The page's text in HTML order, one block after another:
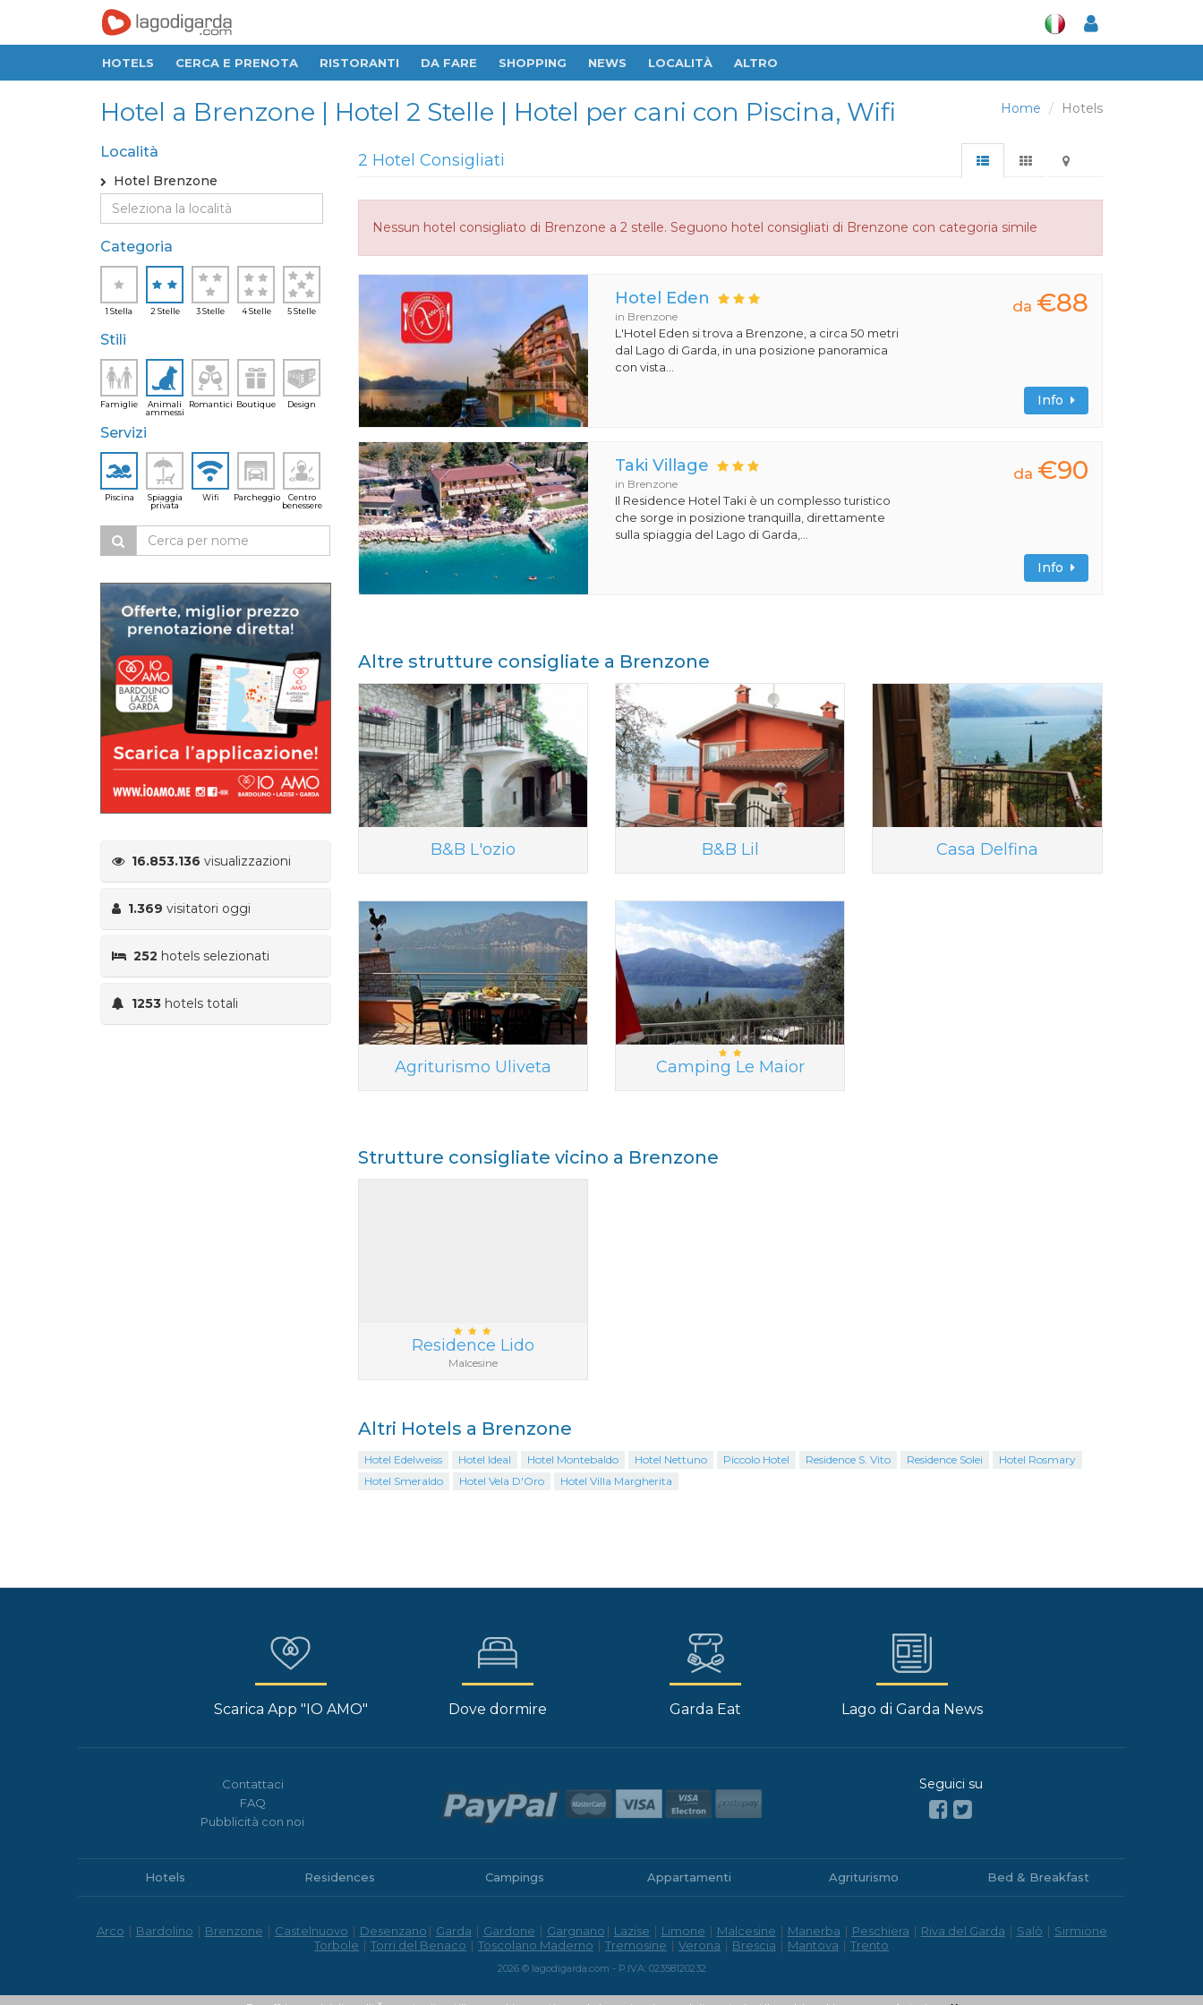
HOTELS CERCA E PRENOTA RISTORANTI DA FARE SHOPPING NEWS LOCALITÀ ALTRO
Home Hotels
Hotel a Brenzone | Hotel 2 Stelle | Hotel per cani con Piscina, Wifi
Località
Hotel Brenzone
Categoria
1 Stella 2 Stelle 3 Stelle 4 Stelle 5 Stelle
Stili
Famiglie
Animali
ammessi
Romantici Boutique Design
Servizi
Piscina
Spiaggia
privata
Wifi Parcheggio
Centro
benessere
16.853.136 visualizzazioni
1.369 visitatori oggi
252 hotels selezionati
1253 hotels totali
2 Hotel Consigliati
Nessun hotel consigliato di Brenzone a 2 stelle. Seguono hotel consigliati di Brenzone con categoria simile
Hotel Eden
in Brenzone
L'Hotel Eden si trova a Brenzone, a circa 50 metri
dal Lago di Garda, in una posizione panoramica
con vista...
da €88
Info
Taki Village
in Brenzone
Il Residence Hotel Taki è un complesso turistico
che sorge in posizione tranquilla, direttamente
sulla spiaggia del Lago di Garda,...
da €90
Info
Altre strutture consigliate a Brenzone
B&B L'ozio B&B Lil Casa Delfina
Agriturismo Uliveta Camping Le Maior
Strutture consigliate vicino a Brenzone
Residence Lido
Malcesine
Altri Hotels a Brenzone
Hotel Edelweiss Hotel Ideal Hotel Montebaldo Hotel Nettuno Piccolo Hotel Residence S. Vito Residence Solei
Hotel Rosmary
Hotel Smeraldo
Hotel Vela D'Oro Hotel Villa Margherita
Scarica App "IO AMO" Dove dormire Garda Eat Lago di Garda News
Contattaci
FAQ
Pubblicità con noi
Seguici su
Hotels Residences Campings Appartamenti Agriturismo Bed & Breakfast
Arco | Bardolino | Brenzone | Castelnuovo | Desenzano | Garda | Gardone | Gargnano | Lazise | Limone | Malcesine | Manerba | Peschiera | Riva del Garda | Salò | Sirmione
Torbole | Torri del Benaco | Toscolano Maderno | Tremosine | Verona | Brescia | Mantova | Trento
2026 © lagodigarda.com - P.IVA: 02358120232